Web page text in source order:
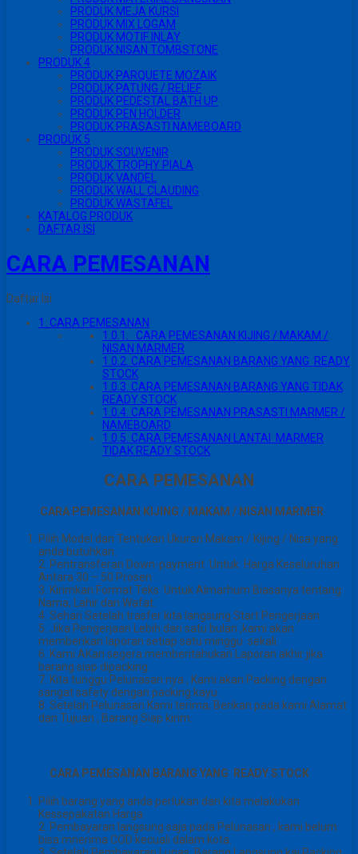
PRODUK MEJA KURSI
PRODUK MIX LOGAM
PRODUK MOTIF INLAY
PRODUK NISAN TOMBSTONE
PRODUK 4
PRODUK PARQUETE MOZAIK
PRODUK PATUNG / RELIEF
PRODUK PEDESTAL BATH UP
PRODUK PEN HOLDER
PRODUK PRASASTI NAMEBOARD
PRODUK 5
PRODUK SOUVENIR
PRODUK TROPHY PIALA
PRODUK VANDEL
PRODUK WALL CLAUDING
PRODUK WASTAFEL
KATALOG PRODUK
DAFTAR ISI
CARA PEMESANAN
Daftar Isi
1.
CARA PEMESANAN
1.0.1.
CARA PEMESANAN KIJING / MAKAM /
NISAN MARMER
1.0.2. CARA PEMESANAN BARANG YANG READY
STOCK
1.0.3. CARA PEMESANAN BARANG YANG TIDAK
READY STOCK
1.0.4. CARA PEMESANAN PRASASTI MARMER /
NAMEBOARD
1.0.5. CARA PEMESANAN LANTAI MARMER
TIDAK READY STOCK
CARA PEMESANAN
CARA PEMESANAN KIJING / MAKAM / NISAN MARMER
Pilih Model dan Tentukan Ukuran Makam / Kijing / Nisa yang
anda butuhkan.
2. Pentransferan Down-payment Untuk Harga Keseluruhan
Antara 30 – 50 Prosen .
3. Kirimkan Format Teks Untuk Almarhum Biasanya tentang
Nama, Lahir dan Wafat.
4. Sehari Setelah trasfer kita langsung Start Pengerjaan
5. Jika Pengerjaan Lebih dari satu bulan ,kami akan
memberikan laporan setiap satu minggu sekali.
6. Kami AKan segera memberitahukan Laporan akhir jika
barang siap dipacking.
7. Kita tunggu Pelunasan nya , Kami akan Packing dengan
sangat safety dengan packing kayu
8. Setelah Pelunasan Kami terima, Berikan pada kami Alamat
dan Tujuan , Barang Siap kirim.
CARA PEMESANAN BARANG YANG READY STOCK
Pilih barang yang anda perlukan dan kita melakukan
Kessepakatan Harga
2. Pembayaran langsung saja pada Pelunasan , kami belum
bisa mnerima COD kecuali dalam kota.